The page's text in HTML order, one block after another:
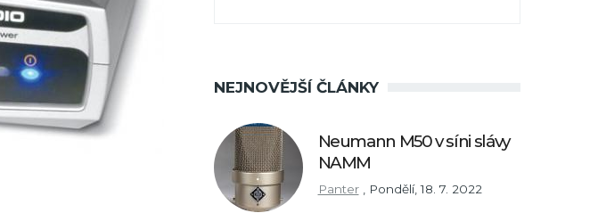
NEJNOVĚJŠÍ ČLÁNKY
Neumann M50 v síni slávy
NAMM
Panter Pondělí, 18. 7. 2022